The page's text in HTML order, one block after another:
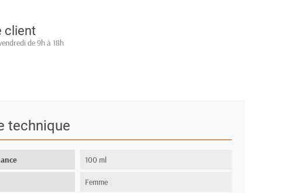
client
de 9h à 18h
technique
100 ml
Femme